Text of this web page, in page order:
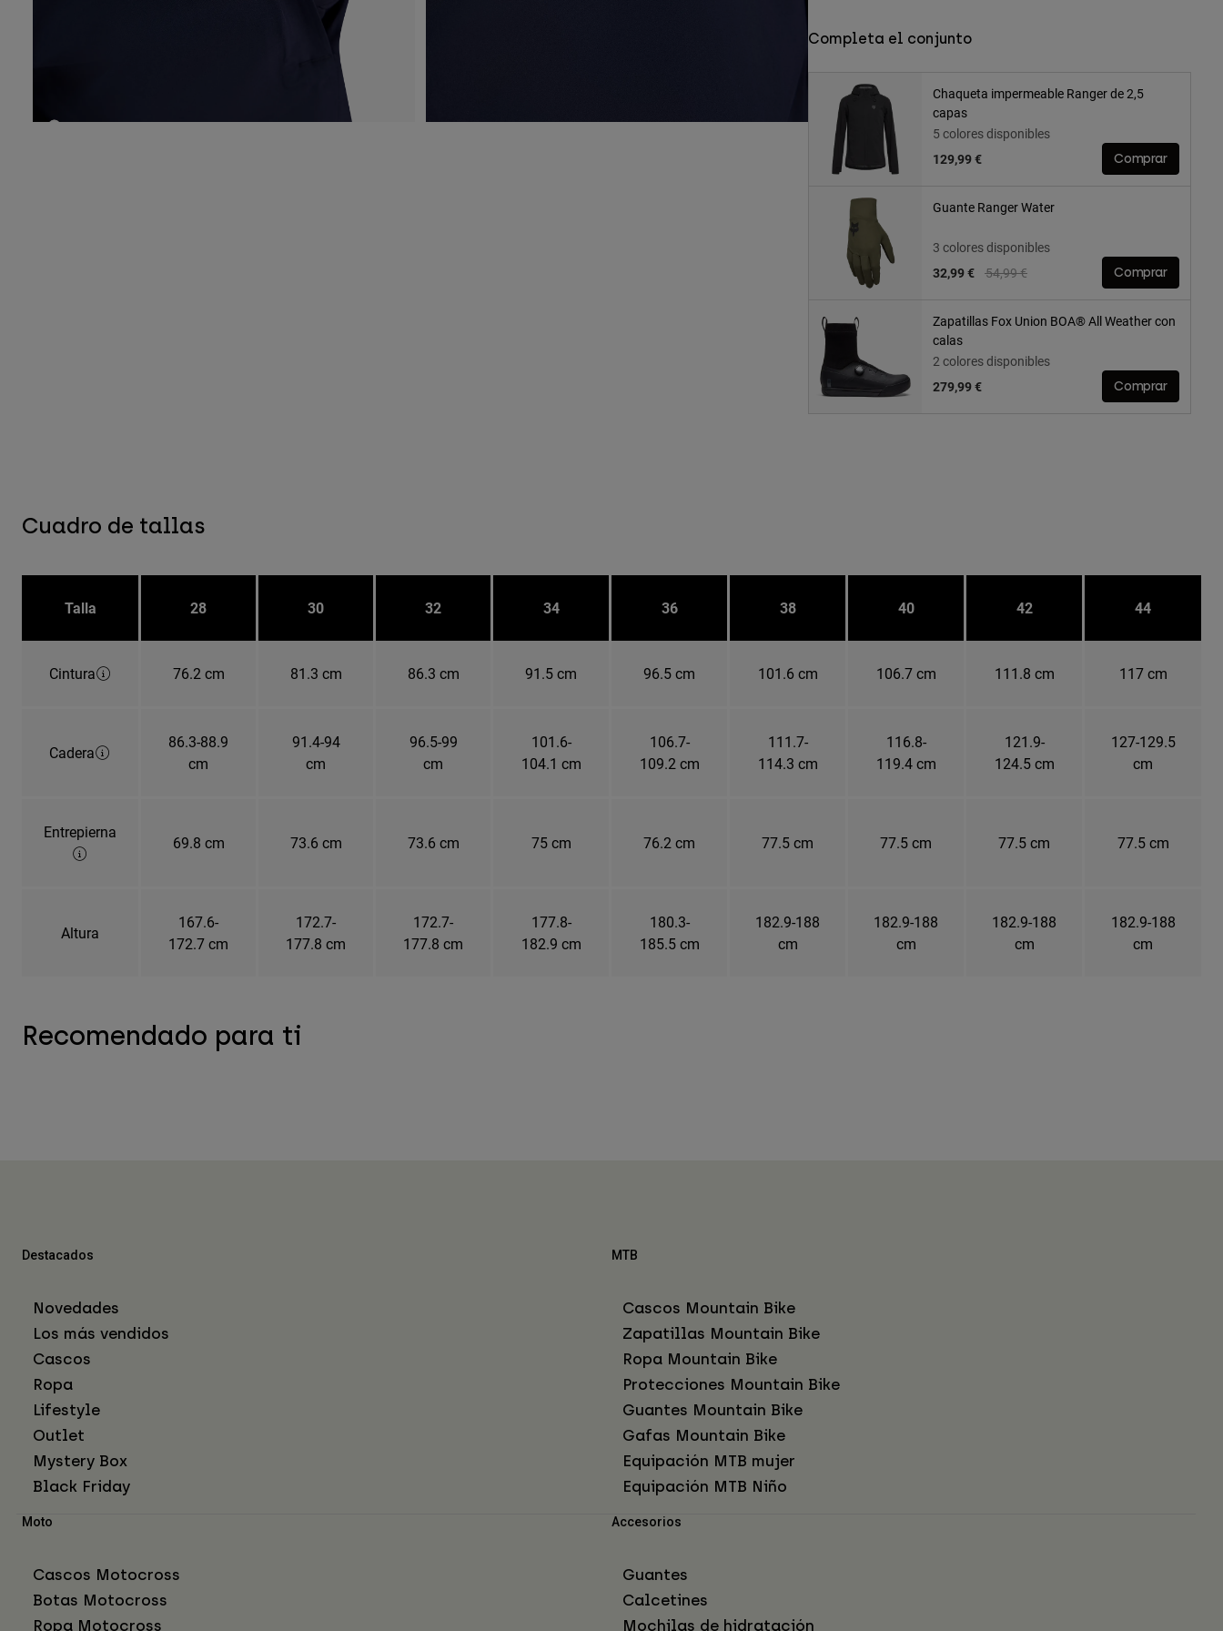
Completa el conjunto
Chaqueta impermeable Ranger de 2,5
capas
5 colores disponibles
129,99 €
Comprar
Guante Ranger Water
3 colores disponibles
Price reduced from
54,99 €to
32,99 € Comprar
Zapatillas Fox Union BOA® All Weather con
calas
2 colores disponibles
279,99 €
Comprar
Cuadro de tallas
Talla 28 30 32 34 36 38 40 42 44
Cintura 76.2 cm 81.3 cm 86.3 cm 91.5 cm 96.5 cm 101.6 cm 106.7 cm 111.8 cm 117 cm
Cadera
86.3-88.9
cm
91.4-94
cm
96.5-99
cm
101.6-
104.1 cm
106.7-
109.2 cm
111.7-
114.3 cm
116.8-
119.4 cm
121.9-
124.5 cm
127-129.5
cm
Entrepierna
69.8 cm 73.6 cm 73.6 cm 75 cm 76.2 cm 77.5 cm 77.5 cm 77.5 cm 77.5 cm
Altura
167.6-
172.7 cm
172.7-
177.8 cm
172.7-
177.8 cm
177.8-
182.9 cm
180.3-
185.5 cm
182.9-188
cm
182.9-188
cm
182.9-188
cm
182.9-188
cm
Recomendado para ti
Destacados
Novedades
Los más vendidos
Cascos
Ropa
Lifestyle
Outlet
Mystery Box
Black Friday
MTB
Cascos Mountain Bike
Zapatillas Mountain Bike
Ropa Mountain Bike
Protecciones Mountain Bike
Guantes Mountain Bike
Gafas Mountain Bike
Equipación MTB mujer
Equipación MTB Niño
Moto
Cascos Motocross
Botas Motocross
Ropa Motocross
Accesorios
Guantes
Calcetines
Mochilas de hidratación